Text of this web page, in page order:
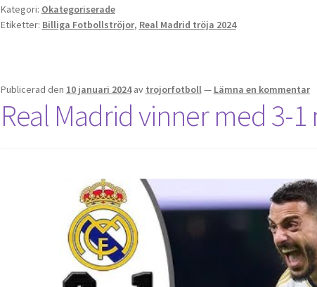
es
t
di
t
o
o
er l
Kategori: Okategoriserade
Etiketter: Billiga Fotbollströjor, Real Madrid tröja 2024
Publicerad den 10 januari 2024 av trojorfotboll — Lämna en kommentar
Real Madrid vinner med 3-